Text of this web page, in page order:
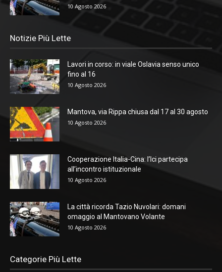
10 Agosto 2026
Notizie Più Lette
Lavori in corso: in viale Oslavia senso unico
fino al 16
10 Agosto 2026
Mantova, via Rippa chiusa dal 17 al 30 agosto
10 Agosto 2026
Cooperazione Italia-Cina: l’Ici partecipa
all’incontro istituzionale
10 Agosto 2026
La città ricorda Tazio Nuvolari: domani
omaggio al Mantovano Volante
10 Agosto 2026
Categorie Più Lette